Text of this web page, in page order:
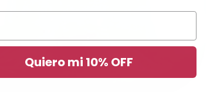
Quiero mi 10% OFF